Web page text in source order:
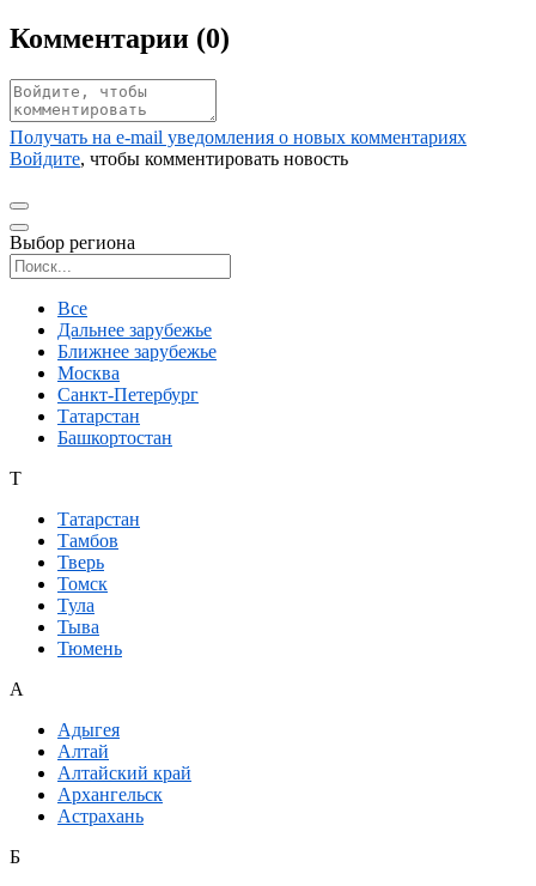
Комментарии (0)
Получать на e‑mail уведомления о новых комментариях
Войдите, чтобы комментировать новость
Выбор региона
Все
Дальнее зарубежье
Ближнее зарубежье
Москва
Санкт-Петербург
Татарстан
Башкортостан
Т
Татарстан
Тамбов
Тверь
Томск
Тула
Тыва
Тюмень
А
Адыгея
Алтай
Алтайский край
Архангельск
Астрахань
Б